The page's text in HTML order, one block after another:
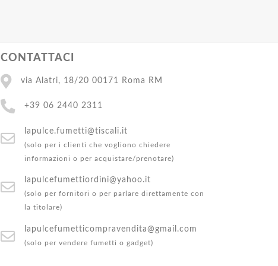
CONTATTACI
via Alatri, 18/20 00171 Roma RM
+39 06 2440 2311
lapulce.fumetti@tiscali.it
(solo per i clienti che vogliono chiedere
informazioni o per acquistare/prenotare)
lapulcefumettiordini@yahoo.it
(solo per fornitori o per parlare direttamente con
la titolare)
lapulcefumetticompravendita@gmail.com
(solo per vendere fumetti o gadget)